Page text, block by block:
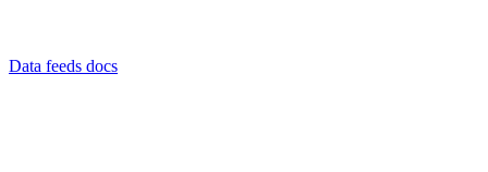
Data feeds docs